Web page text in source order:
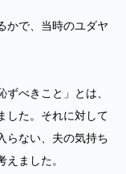
かで、当時のユダヤ
べきこと」とは、
した。それに対して
らない、夫の気持ち
ました。